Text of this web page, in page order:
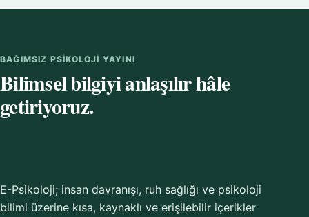
BAĞIMSIZ PSIKOLOJI YAYINI
Bilimsel bilgiyi anlaşılır hâle
getiriyoruz.
E-Psikoloji; insan davranışı, ruh sağlığı ve psikoloji
bilimi üzerine kısa, kaynaklı ve erişilebilir içerikler